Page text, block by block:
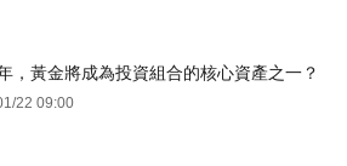
，黃金將成為投資組合的核心資產之一？
22 09:00